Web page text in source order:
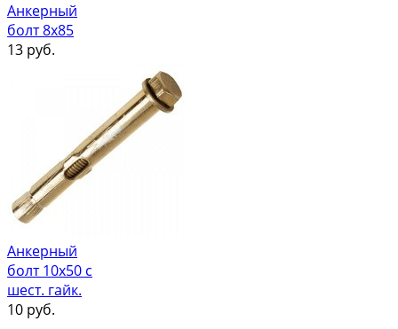
Анкерный
болт 8х85
13 руб.
Анкерный
болт 10х50 с
шест. гайк.
10 руб.